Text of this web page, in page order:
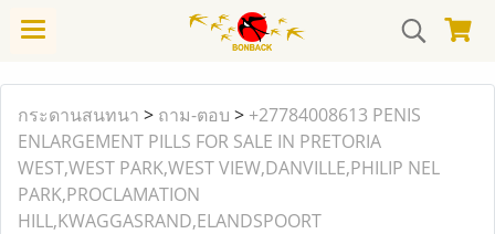
กระดานสนทนา > ถาม-ตอบ > +27784008613 PENIS
ENLARGEMENT PILLS FOR SALE IN PRETORIA
WEST,WEST PARK,WEST VIEW,DANVILLE,PHILIP NEL
PARK,PROCLAMATION
HILL,KWAGGASRAND,ELANDSPOORT